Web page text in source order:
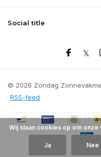
Social title
© 2026 Zondag
RSS-feed
Wij slaan cookies op om
Ja Nee